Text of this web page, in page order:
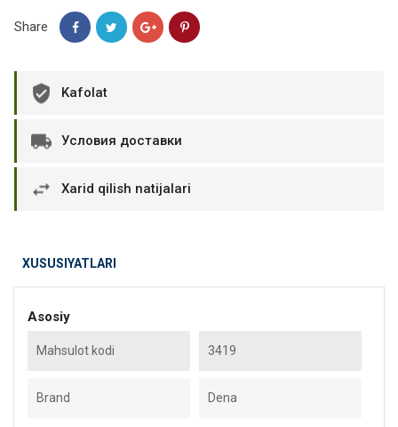
Share
Kafolat
Условия доставки
Xarid qilish natijalari
XUSUSIYATLARI
Asosiy
Mahsulot kodi 3419
Brand Dena